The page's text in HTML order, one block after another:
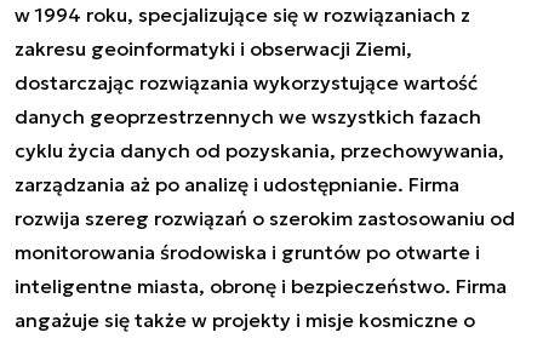
w 1994 roku, specjalizujące się w rozwiązaniach z
zakresu geoinformatyki i obserwacji Ziemi,
dostarczając rozwiązania wykorzystujące wartość
danych geoprzestrzennych we wszystkich fazach
cyklu życia danych od pozyskania, przechowywania,
zarządzania aż po analizę i udostępnianie. Firma
rozwija szereg rozwiązań o szerokim zastosowaniu od
monitorowania środowiska i gruntów po otwarte i
inteligentne miasta, obronę i bezpieczeństwo. Firma
angażuje się także w projekty i misje kosmiczne o